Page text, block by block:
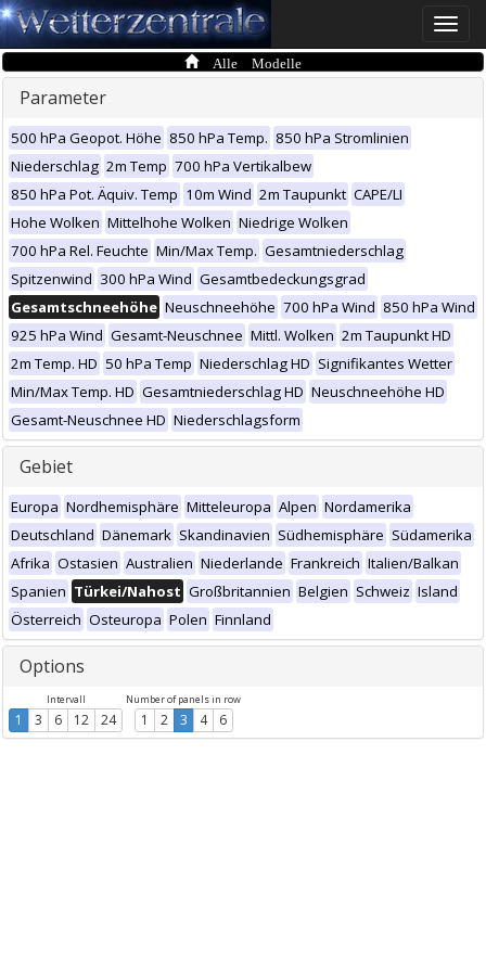
Toggle
Alle Modelle
Parameter
500 hPa Geopot. Höhe 850 hPa Temp. 850 hPa Stromlinien
Niederschlag 2m Temp 700 hPa Vertikalbew
850 hPa Pot. Äquiv. Temp 10m Wind 2m Taupunkt CAPE/LI
Hohe Wolken Mittelhohe Wolken Niedrige Wolken
700 hPa Rel. Feuchte Min/Max Temp. Gesamtniederschlag
Spitzenwind 300 hPa Wind Gesamtbedeckungsgrad
Gesamtschneehöhe Neuschneehöhe 700 hPa Wind 850 hPa Wind
925 hPa Wind Gesamt-Neuschnee Mittl. Wolken 2m Taupunkt HD
2m Temp. HD 50 hPa Temp Niederschlag HD Signifikantes Wetter
Min/Max Temp. HD Gesamtniederschlag HD Neuschneehöhe HD
Gesamt-Neuschnee HD Niederschlagsform
Gebiet
Europa Nordhemisphäre Mitteleuropa Alpen Nordamerika
Deutschland Dänemark Skandinavien Südhemisphäre Südamerika
Afrika Ostasien Australien Niederlande Frankreich Italien/Balkan
Spanien Türkei/Nahost Großbritannien Belgien Schweiz Island
Österreich Osteuropa Polen Finnland
Options
Intervall
1 3 6 12 24
Number of panels in row
1 2 3 4 6